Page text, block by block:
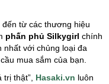
đến từ các thương hiệu
phấn phủ Silkygirl chính
nhất với chủng loại đa
mua sắm của bạn.
thật”, Hasaki.vn luôn